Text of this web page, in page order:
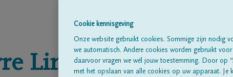
Linden
Cookie kennisgeving
Onze website gebruikt cookies. Sommige zijn nodig
we automatisch. Andere cookies worden gebruikt
daarvoor vragen we wél jouw toestemming. Door op
met het opslaan van alle cookies op uw apparaat. Je